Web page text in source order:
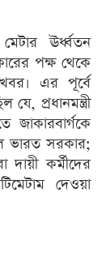
ঊর্ধ্বতন
পক্ষ থেকে
এর পূর্বে
প্রধানমন্ত্রী
জাকারবার্গকে
ভারত সরকার;
কর্মীদের
দেওয়া